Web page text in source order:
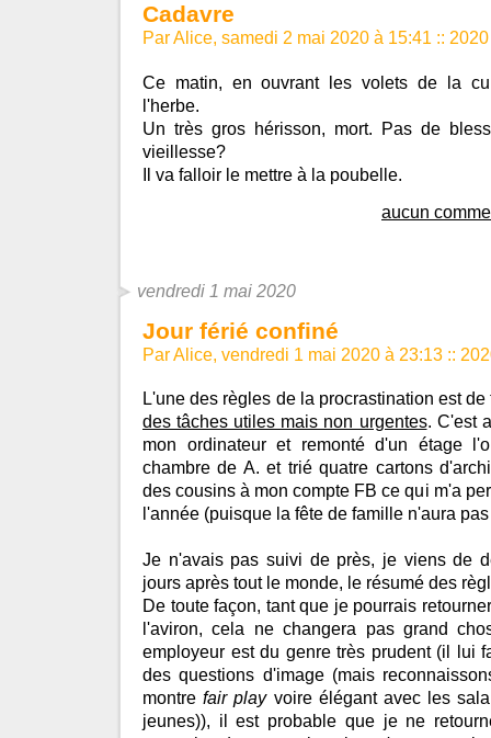
Cadavre
Par Alice, samedi 2 mai 2020 à 15:41 :: 2020
Ce matin, en ouvrant les volets de la
l'herbe.
Un très gros hérisson, mort. Pas de
vieillesse?
Il va falloir le mettre à la poubelle.
aucun
vendredi 1 mai 2020
Jour férié confiné
Par Alice, vendredi 1 mai 2020 à 23:13 ::
L'une des règles de la procrastination est
des tâches utiles mais non urgentes. C'est
mon ordinateur et remonté d'un étage
chambre de A. et trié quatre cartons
des cousins à mon compte FB ce qui m'a
l'année (puisque la fête de famille n'aura
Je n'avais pas suivi de près, je viens de
jours après tout le monde, le résumé des
De toute façon, tant que je pourrais
l'aviron, cela ne changera pas grand
employeur est du genre très prudent (il lui
des questions d'image (mais
montrefair playvoire élégant avec les
jeunes)), il est probable que je ne